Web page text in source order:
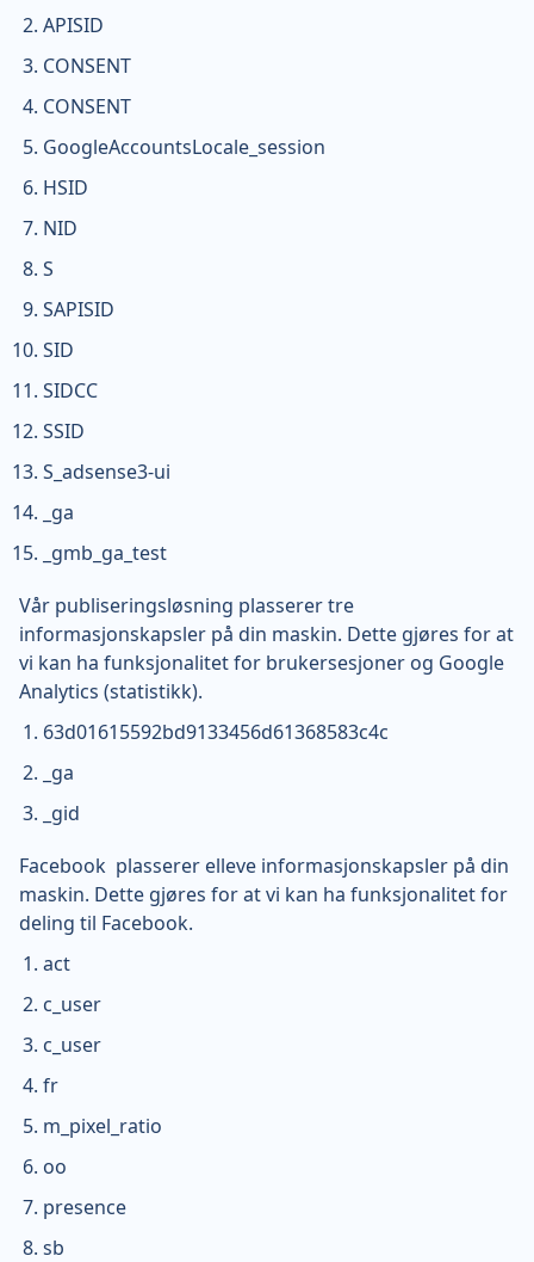
APISID
CONSENT
CONSENT
GoogleAccountsLocale_session
HSID
NID
S
SAPISID
SID
SIDCC
SSID
S_adsense3-ui
_ga
_gmb_ga_test
Vår publiseringsløsning plasserer tre
informasjonskapsler på din maskin. Dette gjøres for at
vi kan ha funksjonalitet for brukersesjoner og Google
Analytics (statistikk).
63d01615592bd9133456d61368583c4c
_ga
_gid
Facebook plasserer elleve informasjonskapsler på din
maskin. Dette gjøres for at vi kan ha funksjonalitet for
deling til Facebook.
act
c_user
c_user
fr
m_pixel_ratio
oo
presence
sb